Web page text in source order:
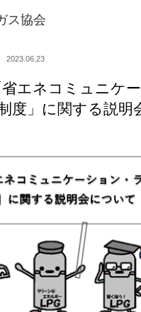
ス協会
未分類 保護中: 「省エネコミュ
2023.06.23
エネコミュニケ
度」に関する説明